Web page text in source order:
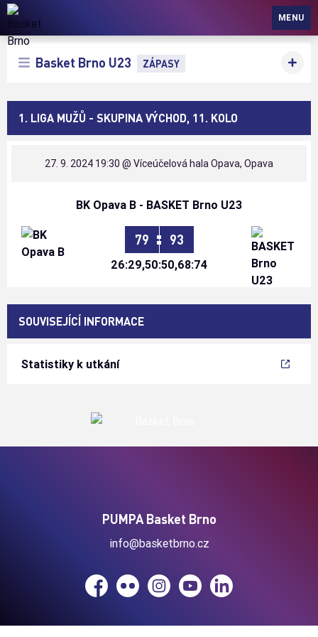
Basket Brno
MENU
Basket Brno U23 ZÁPASY
1. LIGA MUŽŮ - SKUPINA VÝCHOD, 11. KOLO
27. 9. 2024 19:30 @ Víceúčelová hala Opava, Opava
BK Opava B - BASKET Brno U23
79 : 93
26:29,50:50,68:74
SOUVISEJÍCÍ INFORMACE
Statistiky k utkání
PUMPA Basket Brno
info@basketbrno.cz
Facebook
Flickr InstagramYouTubeLinkedIn